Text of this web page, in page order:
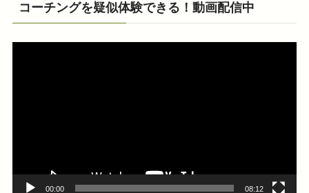
コーチングを疑似体験できる！動画配信中
00:00 08:12